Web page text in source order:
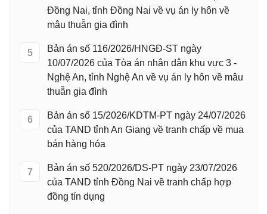
Đồng Nai, tỉnh Đồng Nai về vụ án ly hôn về
mâu thuẫn gia đình
5
Bản án số 116/2026/HNGĐ-ST ngày
10/07/2026 của Tòa án nhân dân khu vực 3 -
Nghệ An, tỉnh Nghệ An về vụ án ly hôn về mâu
thuẫn gia đình
6
Bản án số 15/2026/KDTM-PT ngày 24/07/2026
của TAND tỉnh An Giang về tranh chấp về mua
bán hàng hóa
7
Bản án số 520/2026/DS-PT ngày 23/07/2026
của TAND tỉnh Đồng Nai về tranh chấp hợp
đồng tín dụng